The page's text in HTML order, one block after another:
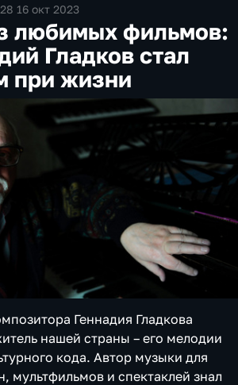
16 окт 2023
любимых фильмов:
Гладков стал
при жизни
Геннадия Гладкова
нашей страны – его мелодии
кода. Автор музыки для
мультфильмов и спектаклей знал